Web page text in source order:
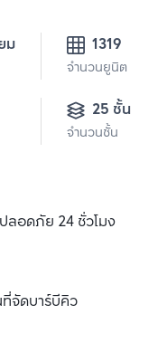
ม 1319
จำนวนยูนิต
25 ชั้น
จำนวนชั้น
ลอดภัย 24 ชั่วโมง
จัดบาร์บีคิว